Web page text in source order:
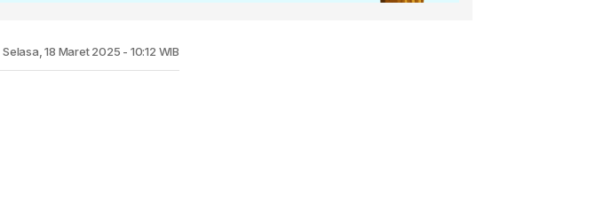
Selasa, 18 Maret 2025 - 10:12 WIB